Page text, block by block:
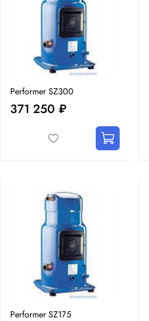
Performer SZ300
371 250 ₽
Performer SZ175